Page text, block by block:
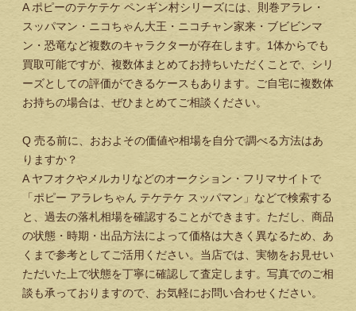
Aポピーのテケテケ ペンギン村シリーズには、則巻アラレ・
スッパマン・ニコちゃん大王・ニコチャン家来・ブビビンマ
ン・恐竜など複数のキャラクターが存在します。1体からでも
買取可能ですが、複数体まとめてお持ちいただくことで、シリ
ーズとしての評価ができるケースもあります。ご自宅に複数体
お持ちの場合は、ぜひまとめてご相談ください。
Q 売る前に、おおよその価値や相場を自分で調べる方法はあ
りますか？
Aヤフオクやメルカリなどのオークション・フリマサイトで
「ポピー アラレちゃん テケテケ スッパマン」などで検索する
と、過去の落札相場を確認することができます。ただし、商品
の状態・時期・出品方法によって価格は大きく異なるため、あ
くまで参考としてご活用ください。当店では、実物をお見せい
ただいた上で状態を丁寧に確認して査定します。写真でのご相
談も承っておりますので、お気軽にお問い合わせください。